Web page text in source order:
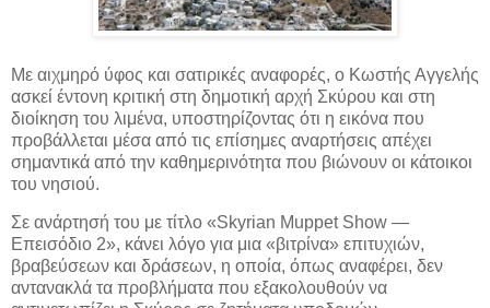
Με αιχμηρό ύφος και σατιρικές αναφορές, ο Κωστής Αγγελής
ασκεί έντονη κριτική στη δημοτική αρχή Σκύρου και στη
διοίκηση του λιμένα, υποστηρίζοντας ότι η εικόνα που
προβάλλεται μέσα από τις επίσημες αναρτήσεις απέχει
σημαντικά από την καθημερινότητα που βιώνουν οι κάτοικοι
του νησιού.
Σε ανάρτησή του με τίτλο «Skyrian Muppet Show —
Επεισόδιο 2», κάνει λόγο για μια «βιτρίνα» επιτυχιών,
βραβεύσεων και δράσεων, η οποία, όπως αναφέρει, δεν
αντανακλά τα προβλήματα που εξακολουθούν να